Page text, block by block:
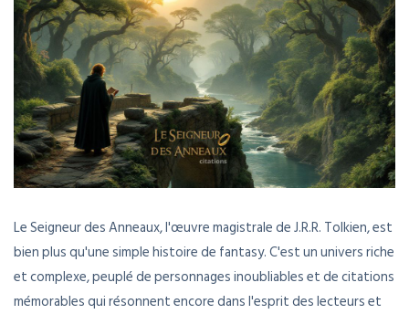
Le Seigneur des Anneaux, l'œuvre magistrale de J.R.R. Tolkien, est
bien plus qu'une simple histoire de fantasy. C'est un univers riche
et complexe, peuplé de personnages inoubliables et de citations
mémorables qui résonnent encore dans l'esprit des lecteurs et